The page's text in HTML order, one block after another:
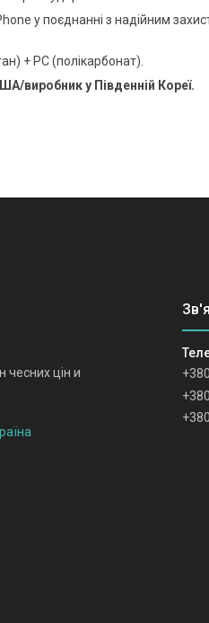
у поєднанні з надійним
+ PC (полікарбонат).
виробник у Південній Кореї.
чесних цін и